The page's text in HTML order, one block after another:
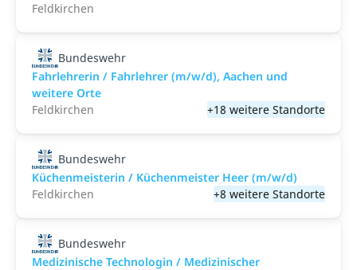
Feldkirchen
Bundeswehr
Fahrlehrerin / Fahrlehrer (m/w/d), Aachen und
weitere Orte
Feldkirchen
+18 weitere Standorte
Bundeswehr
Küchenmeisterin / Küchenmeister Heer (m/w/d)
Feldkirchen
+8 weitere Standorte
Bundeswehr
Medizinische Technologin / Medizinischer